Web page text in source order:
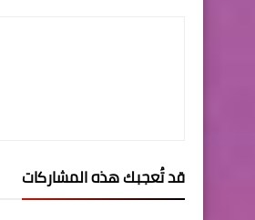
قد تُعجبك هذه المشاركات